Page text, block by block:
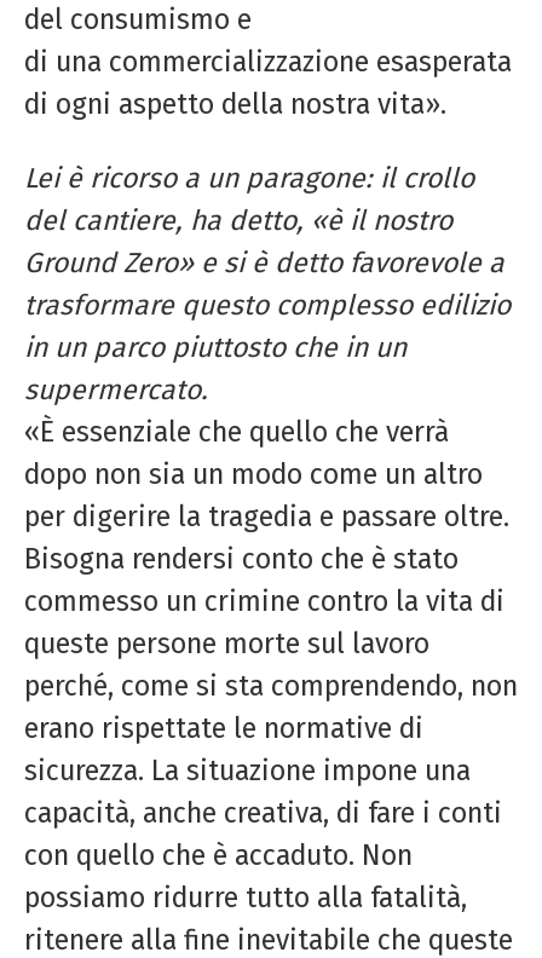
del consumismo e
di una commercializzazione esasperata
di ogni aspetto della nostra vita».
Lei è ricorso a un paragone: il crollo
del cantiere, ha detto, «è il nostro
Ground Zero» e si è detto favorevole a
trasformare questo complesso edilizio
in un parco piuttosto che in un
supermercato.
«È essenziale che quello che verrà
dopo non sia un modo come un altro
per digerire la tragedia e passare oltre.
Bisogna rendersi conto che è stato
commesso un crimine contro la vita di
queste persone morte sul lavoro
perché, come si sta comprendendo, non
erano rispettate le normative di
sicurezza. La situazione impone una
capacità, anche creativa, di fare i conti
con quello che è accaduto. Non
possiamo ridurre tutto alla fatalità,
ritenere alla fine inevitabile che queste